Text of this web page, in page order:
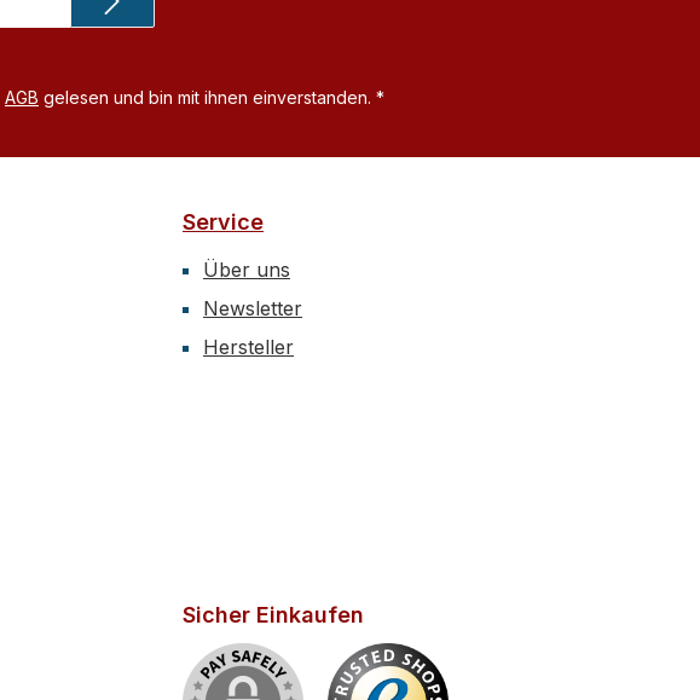
AGB gelesen und bin mit ihnen einverstanden. *
Service
Über uns
Newsletter
Hersteller
Sicher Einkaufen